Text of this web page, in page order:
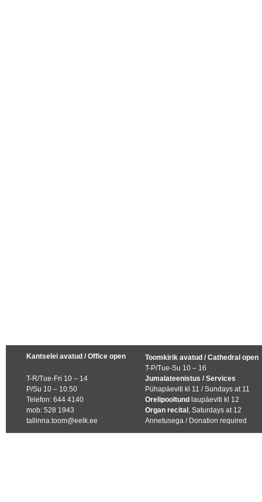
Kantselei avatud / Office open
T-R/Tue-Fri 10 – 14
P/Su 10 – 10.50
Telefon: 644 4140
mob: 528 1943
tallinna.toom@eelk.ee
Toomkirik avatud / Cathedral open
T-P/Tue-Su 10 – 16
Jumalateenistus / Services
Pühapäeviti kl 11 / Sundays at 11
Orelipooltund laupäeviti kl 12
Organ recital , Saturdays at 12
Annetusega / Donation required